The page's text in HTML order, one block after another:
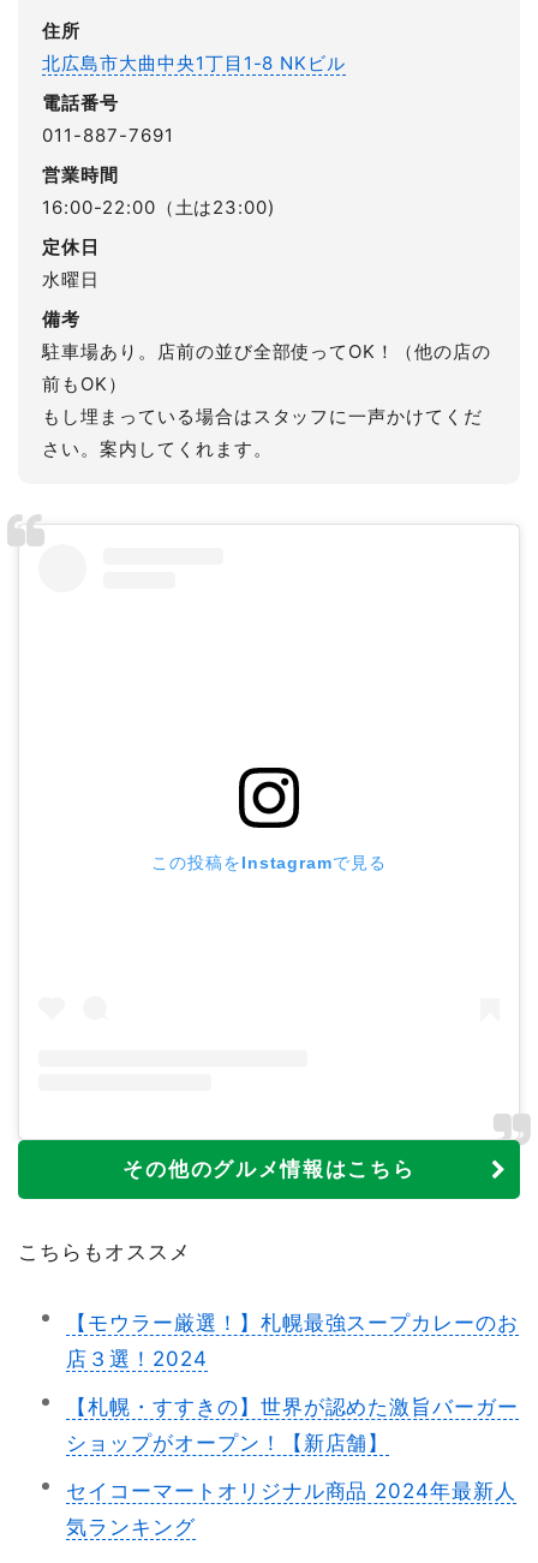
住所
北広島市大曲中央1丁目1-8 NKビル
電話番号
011-887-7691
営業時間
16:00-22:00（土は23:00)
定休日
水曜日
備考
駐車場あり。店前の並び全部使ってOK！（他の店の
前もOK）
もし埋まっている場合はスタッフに一声かけてくだ
さい。案内してくれます。
この投稿をInstagramで見る
その他のグルメ情報はこちら
こちらもオススメ
【モウラー厳選！】札幌最強スープカレーのお
店３選！2024
【札幌・すすきの】世界が認めた激旨バーガー
ショップがオープン！【新店舗】
セイコーマートオリジナル商品 2024年最新人
気ランキング